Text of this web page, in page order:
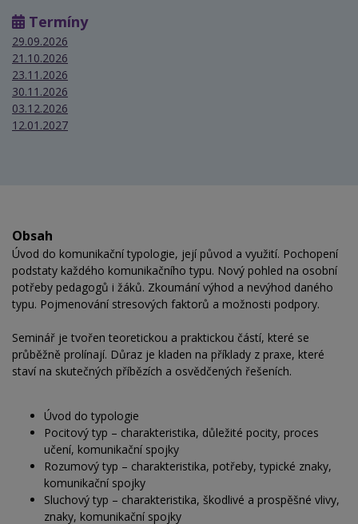
Termíny
29.09.2026
21.10.2026
23.11.2026
30.11.2026
03.12.2026
12.01.2027
Obsah
Úvod do komunikační typologie, její původ a využití. Pochopení
podstaty každého komunikačního typu. Nový pohled na osobní
potřeby pedagogů i žáků. Zkoumání výhod a nevýhod daného
typu. Pojmenování stresových faktorů a možnosti podpory.
Seminář je tvořen teoretickou a praktickou částí, které se
průběžně prolínají. Důraz je kladen na příklady z praxe, které
staví na skutečných příbězích a osvědčených řešeních.
Úvod do typologie
Pocitový typ – charakteristika, důležité pocity, proces
učení, komunikační spojky
Rozumový typ – charakteristika, potřeby, typické znaky,
komunikační spojky
Sluchový typ – charakteristika, škodlivé a prospěšné vlivy,
znaky, komunikační spojky